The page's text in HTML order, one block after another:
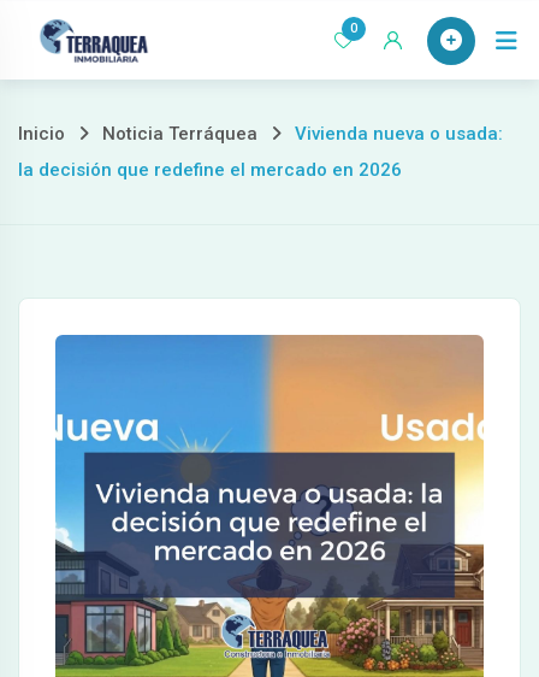
0
Inicio Noticia Terráquea
Vivienda nueva o usada:
la decisión que redefine el mercado en 2026